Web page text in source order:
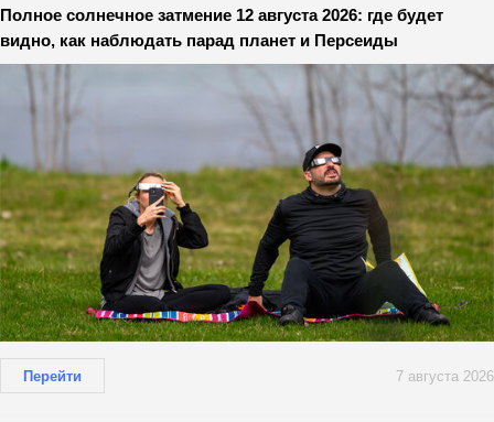
Полное солнечное затмение 12 августа 2026: где будет
видно, как наблюдать парад планет и Персеиды
Перейти 7 августа 2026